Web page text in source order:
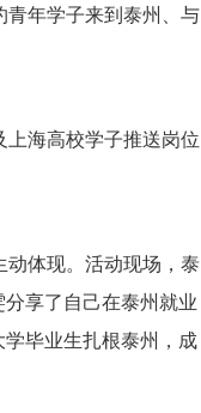
青年学子来到泰州、与
海高校学子推送岗位
动体现。活动现场，泰
享了自己在泰州就业
毕业生扎根泰州，成